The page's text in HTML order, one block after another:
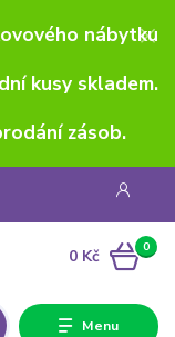
nábytku
kusy skladem.
zásob.
Menu
0
0 Kč